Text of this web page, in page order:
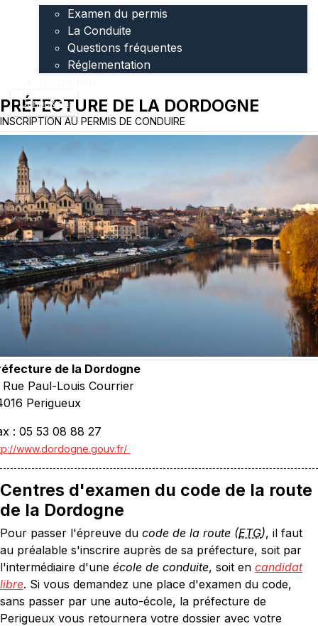
Examen du permis
La Conduite
Questions fréquentes
Réglementation
Connexion
PRÉFECTURE DE LA DORDOGNE
INSCRIPTION AU PERMIS DE CONDUIRE
de la Dordogne
Rue Paul-Louis Courrier
Perigueux
: 05 53 08 88 27
www.dordogne.gouv.fr/
Centres d'examen du code de la route
de la Dordogne
Pour passer l'épreuve du code de la route (ETG), il faut
au préalable s'inscrire auprès de sa préfecture, soit par
l'intermédiaire d'une école de conduite, soit en candidat
libre. Si vous demandez une place d'examen du code,
sans passer par une auto-école, la préfecture de
Perigueux vous retournera votre dossier avec votre